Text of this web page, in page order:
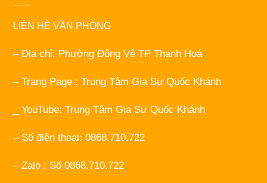
LIÊN HỆ VĂN PHÒNG
– Địa chỉ: Phường Đông Vệ TP Thanh Hoá
– Trang Page : Trung Tâm Gia Sư Quốc Khánh
_ YouTube: Trung Tâm Gia Sư Quốc Khánh
– Số điện thoại: 0868.710.722
– Zalo : Số 0868.710.722